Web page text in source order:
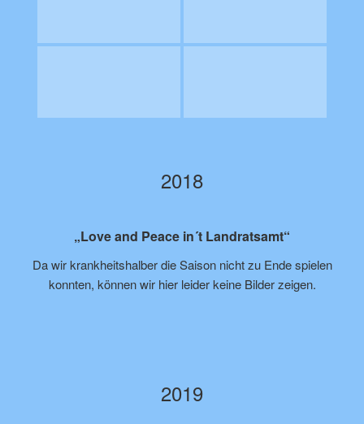
2018
„Love and Peace in´t Landratsamt“
Da wir krankheitshalber die Saison nicht zu Ende spielen
konnten, können wir hier leider keine Bilder zeigen.
2019